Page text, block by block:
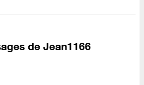
de Jean1166